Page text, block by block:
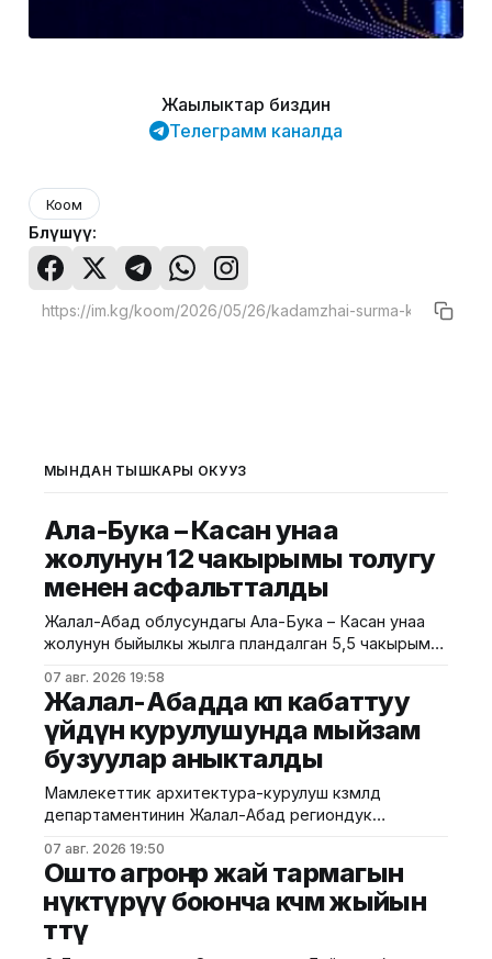
Жаңылыктар биздин
Телеграмм каналда
Коом
Бөлүшүү:
МЫНДАН ТЫШКАРЫ ОКУҢУЗ
Ала-Бука – Касан унаа
жолунун 12 чакырымы толугу
менен асфальтталды
Жалал-Абад облусундагы Ала-Бука – Касан унаа
жолунун быйылкы жылга пландалган 5,5 чакырым
аяктады. Транспорт жана коммуникациялар
министрлигинин маалыматына ылайык, жол куруу
иштери №17 Жол эксплуатациялоо мекемеси
тарабынан белгиленген графикке ылайык,
курулуштун сапат талаптарын сактоо менен
жүргүзүлдү. Аталган жолдун жалпы 12 чакырымына
07 авг. 2026 19:58
Жалал-Абадда көп кабаттуу
үйдүн курулушунда мыйзам
бузуулар аныкталды
Мамлекеттик архитектура-курулуш көзөмөлдөө
департаментинин Жалал-Абад региондук
текшерүү жүргүздү. Бул тууралуу Курулуш
министрлигинин басма сөз кызматы билдирди.
Маалыматка ылайык, текшерүү Байзаков көчөсү, 46
дарегинде курулуп жаткан объектте өткөрүлүп,
техникалык талаптардын бузулганы аныкталды.
07 авг. 2026 19:50
Ошто агроөнөр жай тармагын
өнүктүрүү боюнча көчмө жыйын
өттү